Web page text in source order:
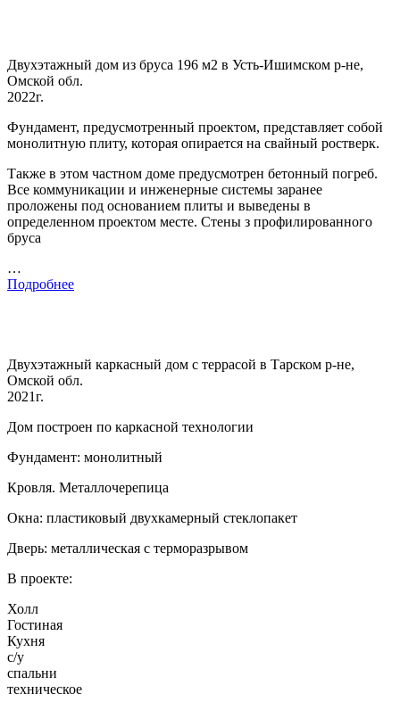
Двухэтажный дом из бруса 196 м2 в Усть-Ишимском р-не,
Омской обл.
2022г.
Фундамент, предусмотренный проектом, представляет собой
монолитную плиту, которая опирается на свайный ростверк.
Также в этом частном доме предусмотрен бетонный погреб.
Все коммуникации и инженерные системы заранее
проложены под основанием плиты и выведены в
определенном проектом месте. Стены з профилированного
бруса
…
Подробнее
Двухэтажный каркасный дом с террасой в Тарском р-не,
Омской обл.
2021г.
Дом построен по каркасной технологии
Фундамент: монолитный
Кровля. Металлочерепица
Окна: пластиковый двухкамерный стеклопакет
Дверь: металлическая с терморазрывом
В проекте:
Холл
Гостиная
Кухня
с/у
спальни
техническое